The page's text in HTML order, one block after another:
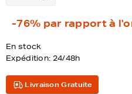
-76% par rapport à
En stock
Expédition: 24/48h
Livraison Gratuite